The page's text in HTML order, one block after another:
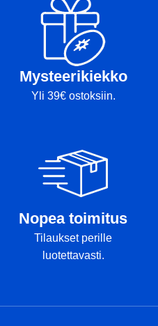
Mysteerikiekko
Yli 39€ ostoksiin.
Nopea toimitus
Tilaukset perille
luotettavasti.